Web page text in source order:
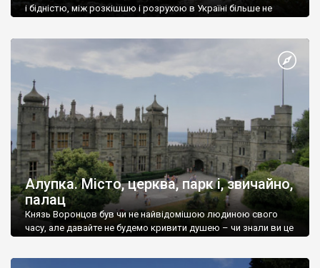
і бідністю, між розкішшю і розрухою в Україні більше не
Алупка. Місто, церква, парк і, звичайно,
палац
Князь Воронцов був чи не найвідомішою людиною свого
часу, але давайте не будемо кривити душею – чи знали ви це